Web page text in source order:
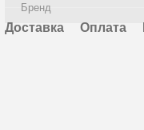
Бренд
Доставка Оплата